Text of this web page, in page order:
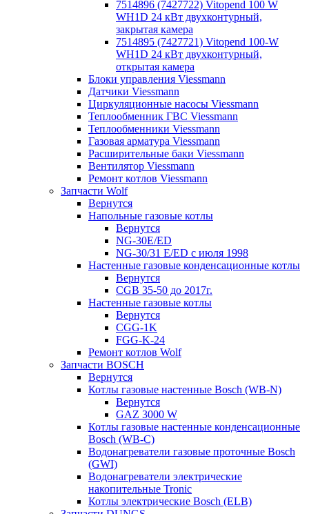
7514896 (7427722) Vitopend 100 W
WH1D 24 кВт двухконтурный,
закрытая камера
7514895 (7427721) Vitopend 100-W
WH1D 24 кВт двухконтурный,
открытая камера
Блоки управления Viessmann
Датчики Viessmann
Циркуляционные насосы Viessmann
Теплообменник ГВС Viessmann
Теплообменники Viessmann
Газовая арматура Viessmann
Расширительные баки Viessmann
Вентилятор Viessmann
Ремонт котлов Viessmann
Запчасти Wolf
Вернутся
Напольные газовые котлы
Вернутся
NG-30E/ED
NG-30/31 E/ED с июля 1998
Настенные газовые конденсационные котлы
Вернутся
CGB 35-50 до 2017г.
Настенные газовые котлы
Вернутся
CGG-1K
FGG-K-24
Ремонт котлов Wolf
Запчасти BOSCH
Вернутся
Котлы газовые настенные Bosch (WB-N)
Вернутся
GAZ 3000 W
Котлы газовые настенные конденсационные
Bosch (WB-C)
Водонагреватели газовые проточные Bosch
(GWI)
Водонагреватели электрические
накопительные Tronic
Котлы электрические Bosch (ELB)